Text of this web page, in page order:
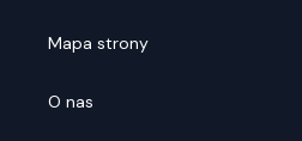
Mapa strony
O nas